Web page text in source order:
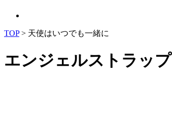
TOP> 天使はいつでも一緒に
エンジェルストラップ